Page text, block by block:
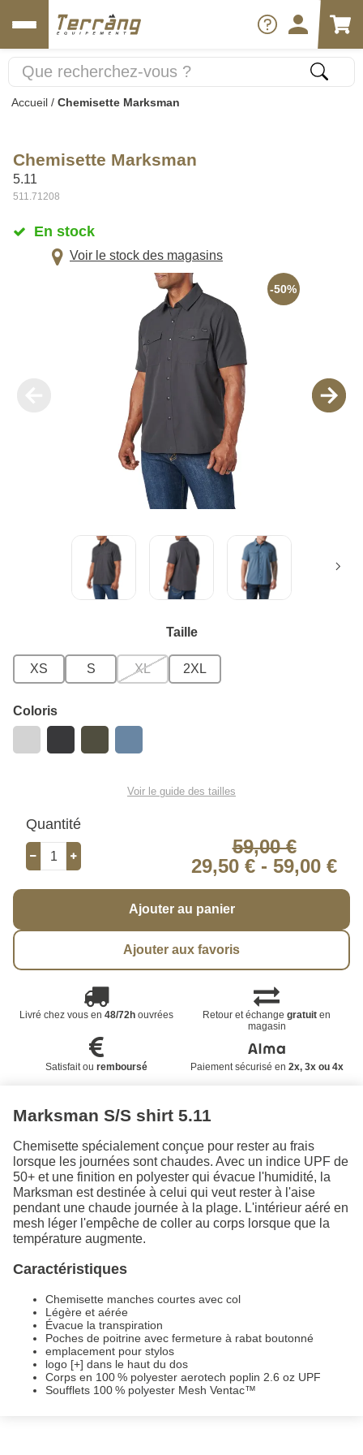
Accueil / Chemisette Marksman
Chemisette Marksman
5.11
511.71208
En stock
Voir le stock des magasins
-50%
Taille
XS S XL 2XL
Coloris
Voir le guide des tailles
Quantité
59,00 €
29,50 € - 59,00 €
Ajouter au panier
Ajouter aux favoris
Livré chez vous en 48/72houvrées Retour et échangegratuit en
magasin
Satisfait ou remboursé Paiement sécurisé en 2x, 3x ou 4x
Marksman S/S shirt 5.11
Chemisette spécialement conçue pour rester au frais
lorsque les journées sont chaudes. Avec un indice UPF de
50+ et une finition en polyester qui évacue l'humidité, la
Marksman est destinée à celui qui veut rester à l'aise
pendant une chaude journée à la plage. L'intérieur aéré en
mesh léger l'empêche de coller au corps lorsque que la
température augmente.
Caractéristiques
Chemisette manches courtes avec col
Légère et aérée
Évacue la transpiration
Poches de poitrine avec fermeture à rabat boutonné
emplacement pour stylos
logo [+] dans le haut du dos
Corps en 100 % polyester aerotech poplin 2.6 oz UPF
Soufflets 100 % polyester Mesh Ventac™